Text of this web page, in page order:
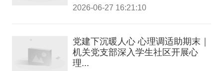
2026-06-27 16:21:10
党建下沉暖人心 心理调适助期末｜
机关党支部深入学生社区开展心
理...